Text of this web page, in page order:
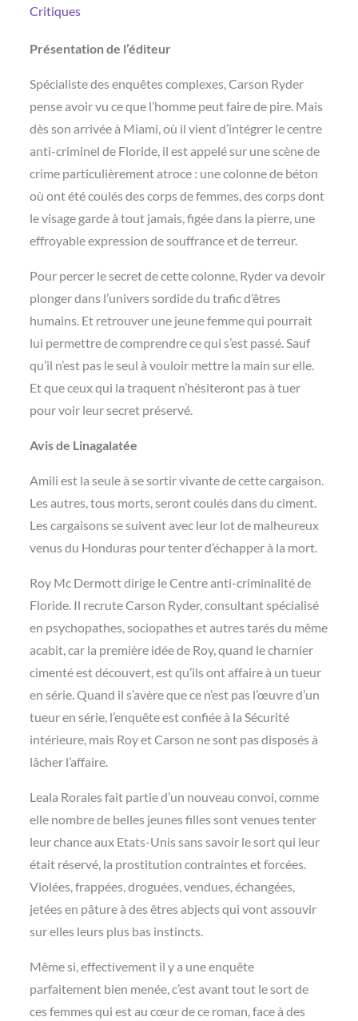
Critiques
Présentation de l’éditeur
Spécialiste des enquêtes complexes, Carson Ryder
pense avoir vu ce que l’homme peut faire de pire. Mais
dès son arrivée à Miami, où il vient d’intégrer le centre
anti-criminel de Floride, il est appelé sur une scène de
crime particulièrement atroce : une colonne de béton
où ont été coulés des corps de femmes, des corps dont
le visage garde à tout jamais, figée dans la pierre, une
effroyable expression de souffrance et de terreur.
Pour percer le secret de cette colonne, Ryder va devoir
plonger dans l’univers sordide du trafic d’êtres
humains. Et retrouver une jeune femme qui pourrait
lui permettre de comprendre ce qui s’est passé. Sauf
qu’il n’est pas le seul à vouloir mettre la main sur elle.
Et que ceux qui la traquent n’hésiteront pas à tuer
pour voir leur secret préservé.
Avis de Linagalatée
Amili est la seule à se sortir vivante de cette cargaison.
Les autres, tous morts, seront coulés dans du ciment.
Les cargaisons se suivent avec leur lot de malheureux
venus du Honduras pour tenter d’échapper à la mort.
Roy Mc Dermott dirige le Centre anti-criminalité de
Floride. Il recrute Carson Ryder, consultant spécialisé
en psychopathes, sociopathes et autres tarés du même
acabit, car la première idée de Roy, quand le charnier
cimenté est découvert, est qu’ils ont affaire à un tueur
en série. Quand il s’avère que ce n’est pas l’œuvre d’un
tueur en série, l’enquête est confiée à la Sécurité
intérieure, mais Roy et Carson ne sont pas disposés à
lâcher l’affaire.
Leala Rorales fait partie d’un nouveau convoi, comme
elle nombre de belles jeunes filles sont venues tenter
leur chance aux Etats-Unis sans savoir le sort qui leur
était réservé, la prostitution contraintes et forcées.
Violées, frappées, droguées, vendues, échangées,
jetées en pâture à des êtres abjects qui vont assouvir
sur elles leurs plus bas instincts.
Même si, effectivement il y a une enquête
parfaitement bien menée, c’est avant tout le sort de
ces femmes qui est au cœur de ce roman, face à des